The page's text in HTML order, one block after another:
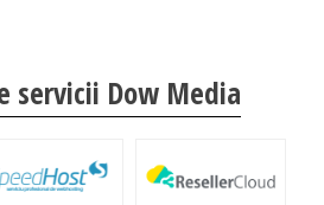
servicii Dow Media